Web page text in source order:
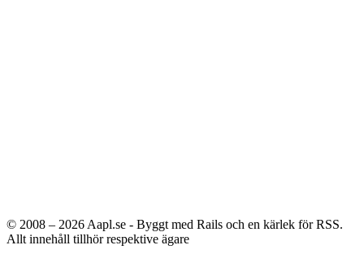
© 2008 – 2026 Aapl.se - Byggt med Rails och en kärlek för RSS.
Allt innehåll tillhör respektive ägare